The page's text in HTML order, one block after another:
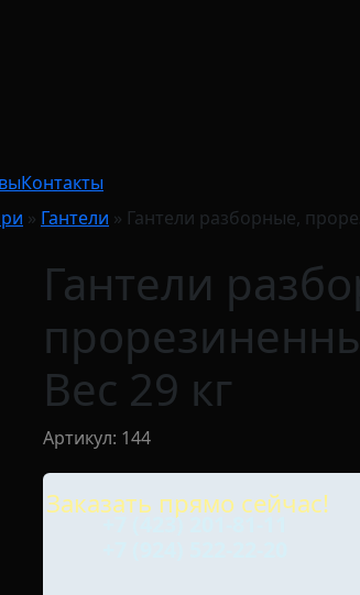
Контакты
» Гантели » Гантели разборные,
Гантели
Вес 29 кг
Артикул: 144
Заказать прямо сейчас!
+7 (423) 201-81-11